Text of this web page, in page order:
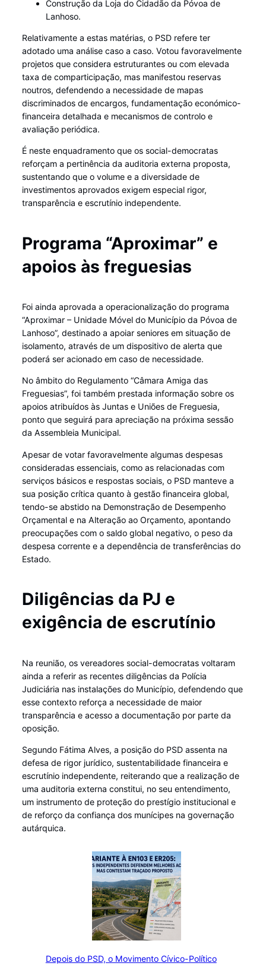
Construção da Loja do Cidadão da Póvoa de
Lanhoso.
Relativamente a estas matérias, o PSD refere ter
adotado uma análise caso a caso. Votou favoravelmente
projetos que considera estruturantes ou com elevada
taxa de comparticipação, mas manifestou reservas
noutros, defendendo a necessidade de mapas
discriminados de encargos, fundamentação económico-
financeira detalhada e mecanismos de controlo e
avaliação periódica.
É neste enquadramento que os social-democratas
reforçam a pertinência da auditoria externa proposta,
sustentando que o volume e a diversidade de
investimentos aprovados exigem especial rigor,
transparência e escrutínio independente.
Programa “Aproximar” e
apoios às freguesias
Foi ainda aprovada a operacionalização do programa
“Aproximar – Unidade Móvel do Município da Póvoa de
Lanhoso”, destinado a apoiar seniores em situação de
isolamento, através de um dispositivo de alerta que
poderá ser acionado em caso de necessidade.
No âmbito do Regulamento “Câmara Amiga das
Freguesias”, foi também prestada informação sobre os
apoios atribuídos às Juntas e Uniões de Freguesia,
ponto que seguirá para apreciação na próxima sessão
da Assembleia Municipal.
Apesar de votar favoravelmente algumas despesas
consideradas essenciais, como as relacionadas com
serviços básicos e respostas sociais, o PSD manteve a
sua posição crítica quanto à gestão financeira global,
tendo-se abstido na Demonstração de Desempenho
Orçamental e na Alteração ao Orçamento, apontando
preocupações com o saldo global negativo, o peso da
despesa corrente e a dependência de transferências do
Estado.
Diligências da PJ e
exigência de escrutínio
Na reunião, os vereadores social-democratas voltaram
ainda a referir as recentes diligências da Polícia
Judiciária nas instalações do Município, defendendo que
esse contexto reforça a necessidade de maior
transparência e acesso a documentação por parte da
oposição.
Segundo Fátima Alves, a posição do PSD assenta na
defesa de rigor jurídico, sustentabilidade financeira e
escrutínio independente, reiterando que a realização de
uma auditoria externa constitui, no seu entendimento,
um instrumento de proteção do prestígio institucional e
de reforço da confiança dos munícipes na governação
autárquica.
Depois do PSD, o Movimento Cívico-Político